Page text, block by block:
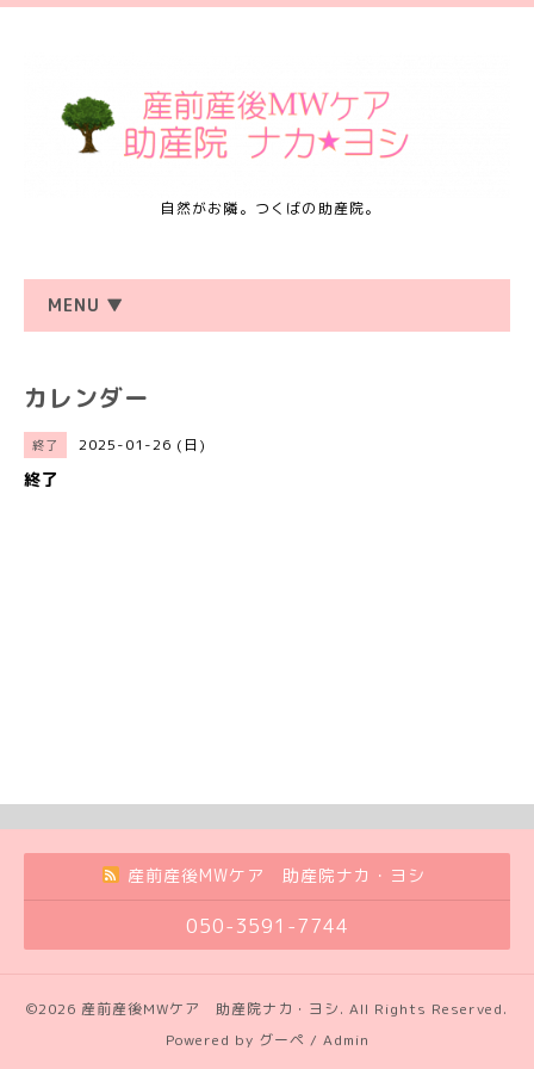
自然がお隣。つくばの助産院。
MENU ▼
カレンダー
終了 2025-01-26 (日)
終了
産前産後MWケア 助産院ナカ・ヨシ
050-3591-7744
©2026 産前産後MWケア 助産院ナカ・ヨシ. All Rights Reserved.
Powered by グーペ / Admin